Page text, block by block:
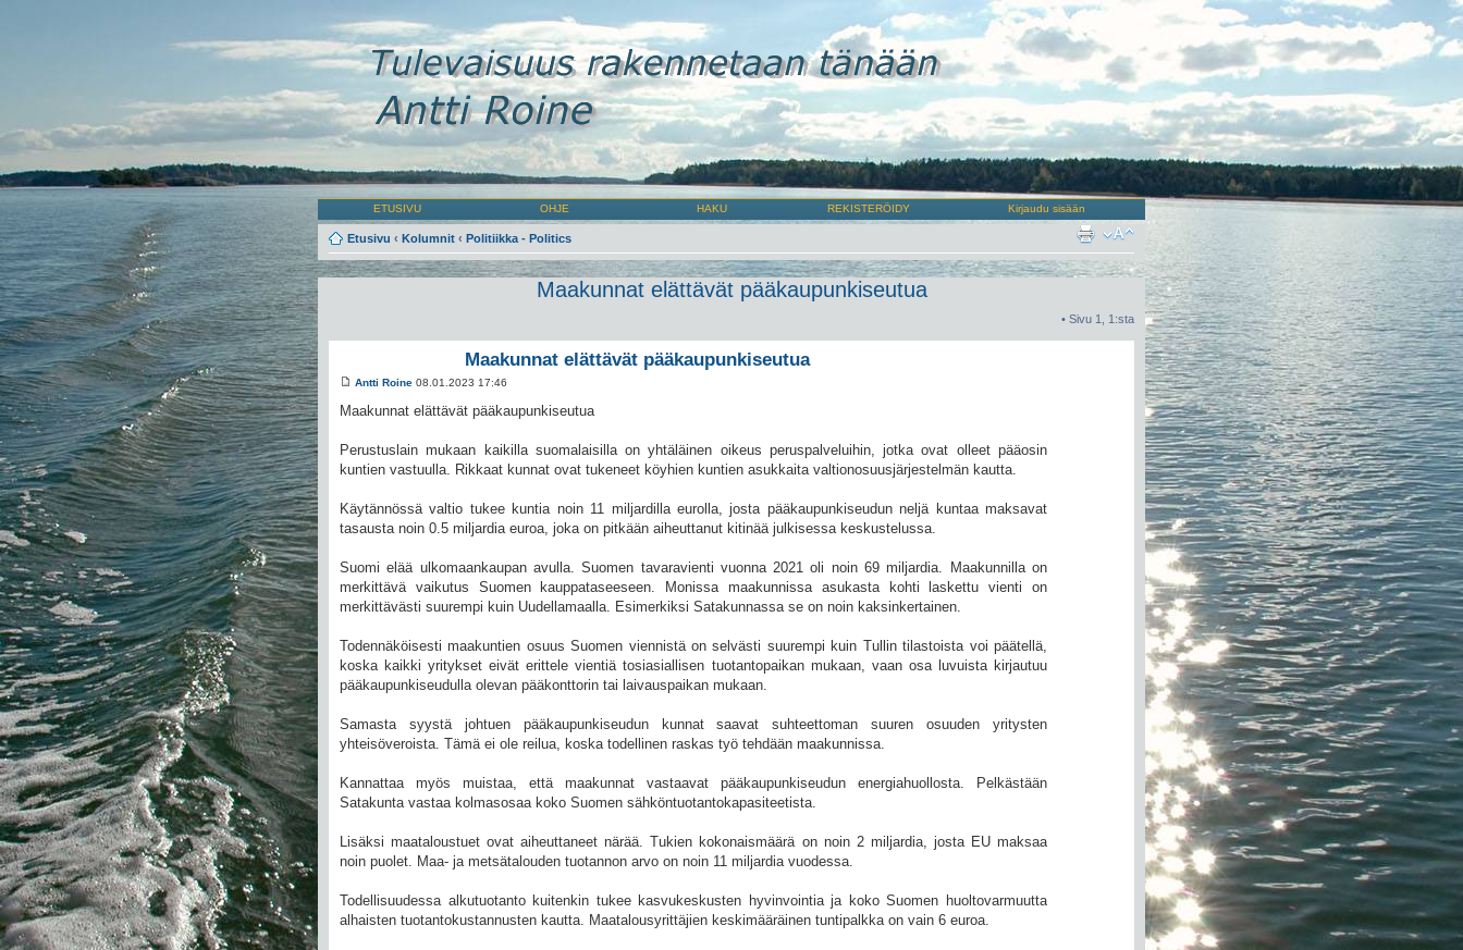
ETUSIVU OHJE HAKU REKISTERÖIDY Kirjaudu sisään
Etusivu ‹ Kolumnit ‹ Politiikka - Politics
Maakunnat elättävät pääkaupunkiseutua
• Sivu 1 1 :sta
Maakunnat elättävät pääkaupunkiseutua
Antti Roine 08.01.2023 17:46
Maakunnat elättävät pääkaupunkiseutua
Perustuslain mukaan kaikilla suomalaisilla on yhtäläinen oikeus peruspalveluihin, jotka ovat olleet pääosin
kuntien vastuulla. Rikkaat kunnat ovat tukeneet köyhien kuntien asukkaita valtionosuusjärjestelmän kautta.
Käytännössä valtio tukee kuntia noin 11 miljardilla eurolla, josta pääkaupunkiseudun neljä kuntaa maksavat
tasausta noin 0.5 miljardia euroa, joka on pitkään aiheuttanut kitinää julkisessa keskustelussa.
Suomi elää ulkomaankaupan avulla. Suomen tavaravienti vuonna 2021 oli noin 69 miljardia. Maakunnilla on
merkittävä vaikutus Suomen kauppataseeseen. Monissa maakunnissa asukasta kohti laskettu vienti on
merkittävästi suurempi kuin Uudellamaalla. Esimerkiksi Satakunnassa se on noin kaksinkertainen.
Todennäköisesti maakuntien osuus Suomen viennistä on selvästi suurempi kuin Tullin tilastoista voi päätellä,
koska kaikki yritykset eivät erittele vientiä tosiasiallisen tuotantopaikan mukaan, vaan osa luvuista kirjautuu
pääkaupunkiseudulla olevan pääkonttorin tai laivauspaikan mukaan.
Samasta syystä johtuen pääkaupunkiseudun kunnat saavat suhteettoman suuren osuuden yritysten
yhteisöveroista. Tämä ei ole reilua, koska todellinen raskas työ tehdään maakunnissa.
Kannattaa myös muistaa, että maakunnat vastaavat pääkaupunkiseudun energiahuollosta. Pelkästään
Satakunta vastaa kolmasosaa koko Suomen sähköntuotantokapasiteetista.
Lisäksi maataloustuet ovat aiheuttaneet närää. Tukien kokonaismäärä on noin 2 miljardia, josta EU maksaa
noin puolet. Maa- ja metsätalouden tuotannon arvo on noin 11 miljardia vuodessa.
Todellisuudessa alkutuotanto kuitenkin tukee kasvukeskusten hyvinvointia ja koko Suomen huoltovarmuutta
alhaisten tuotantokustannusten kautta. Maatalousyrittäjien keskimääräinen tuntipalkka on vain 6 euroa.